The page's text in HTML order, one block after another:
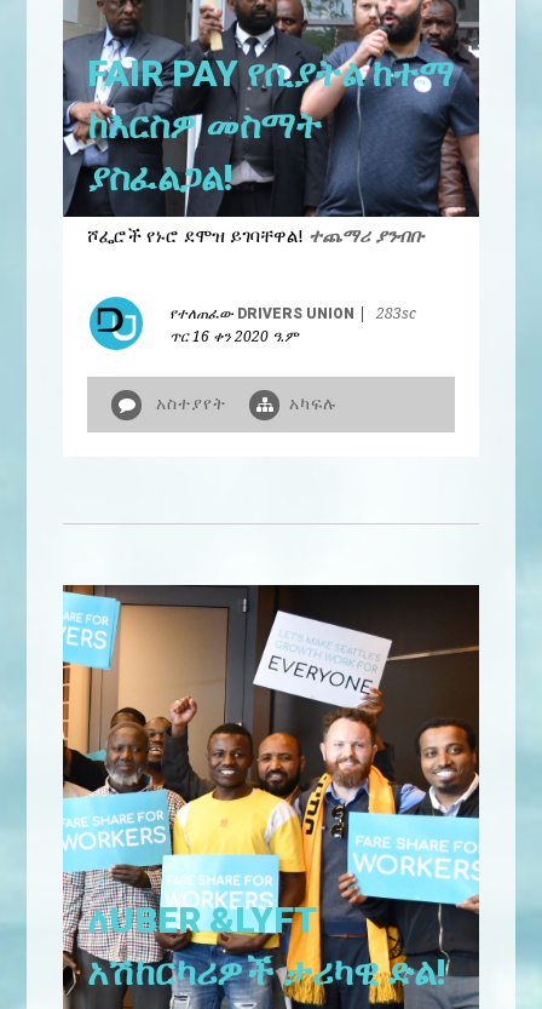
FAIR PAY የሲያትል ከተማ
ከእርስዎ መስማት
ያስፈልጋል!
ሾፌሮች የኑሮ ደሞዝ ይገባቸዋል! ተጨማሪ ያንብቡ
የተለጠፈው DRIVERS UNION
283sc
ጥር 16 ቀን 2020 ዓ.ም
አስተያየት አካፍሉ
ለUBER &LYFT
አሽከርካሪዎች ታሪካዊ ድል!